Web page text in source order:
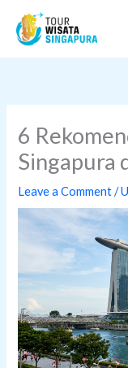
content
6
Singapura
Leave a Comment /